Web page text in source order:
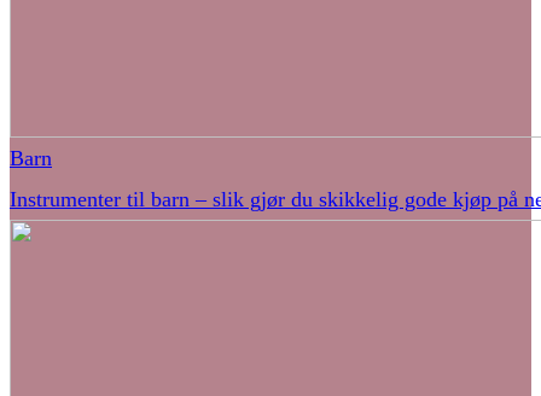
Barn
Instrumenter til barn – slik gjør du skikkelig gode kjøp på